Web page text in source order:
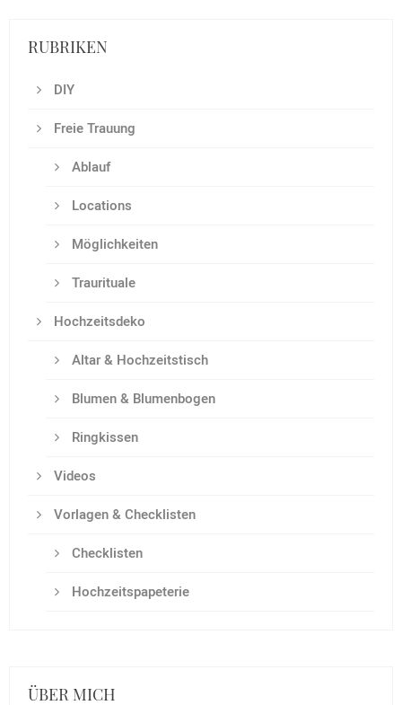
RUBRIKEN
DIY
Freie Trauung
Ablauf
Locations
Möglichkeiten
Traurituale
Hochzeitsdeko
Altar & Hochzeitstisch
Blumen & Blumenbogen
Ringkissen
Videos
Vorlagen & Checklisten
Checklisten
Hochzeitspapeterie
ÜBER MICH